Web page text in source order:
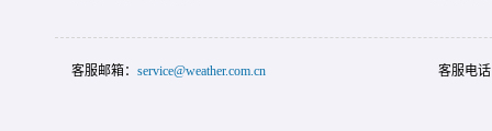
客服邮箱： service@weather.com.cn 客服电